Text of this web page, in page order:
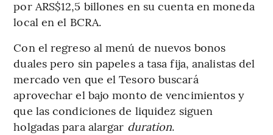
por ARS$12,5 billones en su cuenta en moneda
local en el BCRA.
Con el regreso al menú de nuevos bonos
duales pero sin papeles a tasa fija, analistas del
mercado ven que el Tesoro buscará
aprovechar el bajo monto de vencimientos y
que las condiciones de liquidez siguen
holgadas para alargar duration.